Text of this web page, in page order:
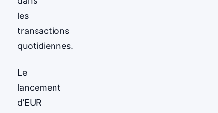
les
transactions
quotidiennes.
Le
lancement
d’EUR